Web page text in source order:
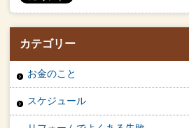
カテゴリー
お金のこと
スケジュール